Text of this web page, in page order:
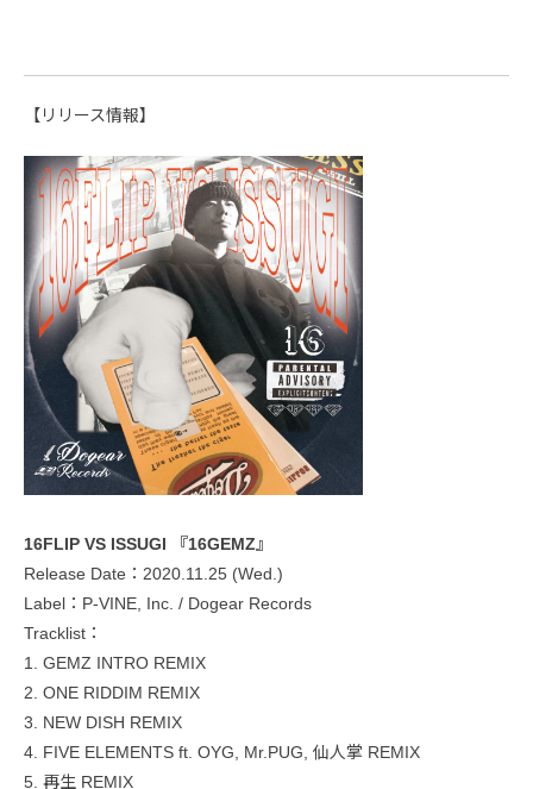
【リリース情報】
16FLIP VS ISSUGI 『16GEMZ』
Release Date：2020.11.25 (Wed.)
Label：P-VINE, Inc. / Dogear Records
Tracklist：
1. GEMZ INTRO REMIX
2. ONE RIDDIM REMIX
3. NEW DISH REMIX
4. FIVE ELEMENTS ft. OYG, Mr.PUG, 仙人掌 REMIX
5. 再生 REMIX